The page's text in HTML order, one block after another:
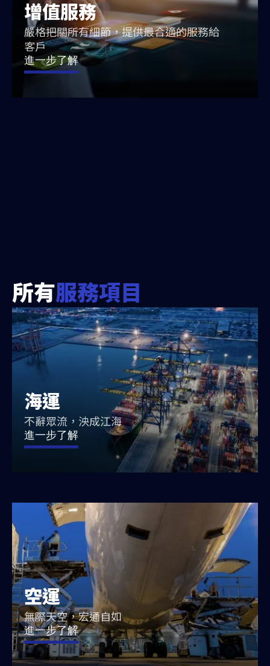
增值服務
嚴格把關所有細節，提供最合適的服務給
客戶
進一步了解
所有服務項目
海運
不辭眾流，泱成江海
進一步了解
空運
無際天空，宏通自如
進一步了解